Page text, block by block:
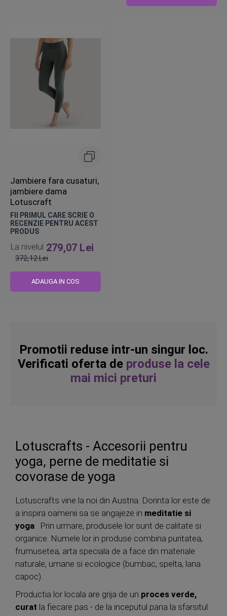
Jambiere fara cusaturi,
jambiere dama
Lotuscraft
FII PRIMUL CARE SCRIE O
RECENZIE PENTRU ACEST
PRODUS
La nivelul 279,07 Lei
obisnuit
372,12 Lei
ADAUGA IN COS
Promotii reduse intr-un singur loc.
Verificati oferta de produse la cele
mai mici preturi
Lotuscrafts - Accesorii pentru
yoga, perne de meditatie si
covorase de yoga
Lotuscrafts vine la noi din Austria. Dorinta lor este de
a inspira oamenii sa se angajeze in meditatie si
yoga . Prin urmare, produsele lor sunt de calitate si
organice. Numele lor in produse combina puritatea,
frumusetea, arta speciala de a face din materiale
naturale, umane si ecologice (bumbac, spelta, lana
capoc).
Productia lor locala are grija de un proces verde,
curat la fiecare pas - de la inceputul pana la sfarsitul